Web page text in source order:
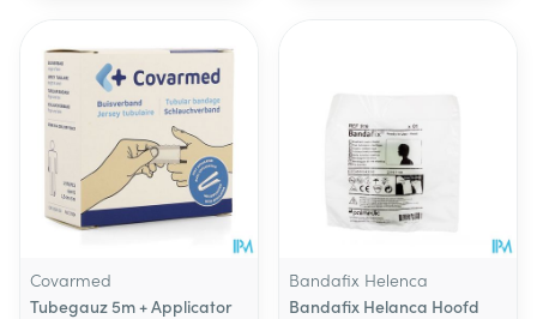
Covarmed
Tubegauz 5m + Applicator
Bandafix Helenca
Bandafix Helanca Hoofd